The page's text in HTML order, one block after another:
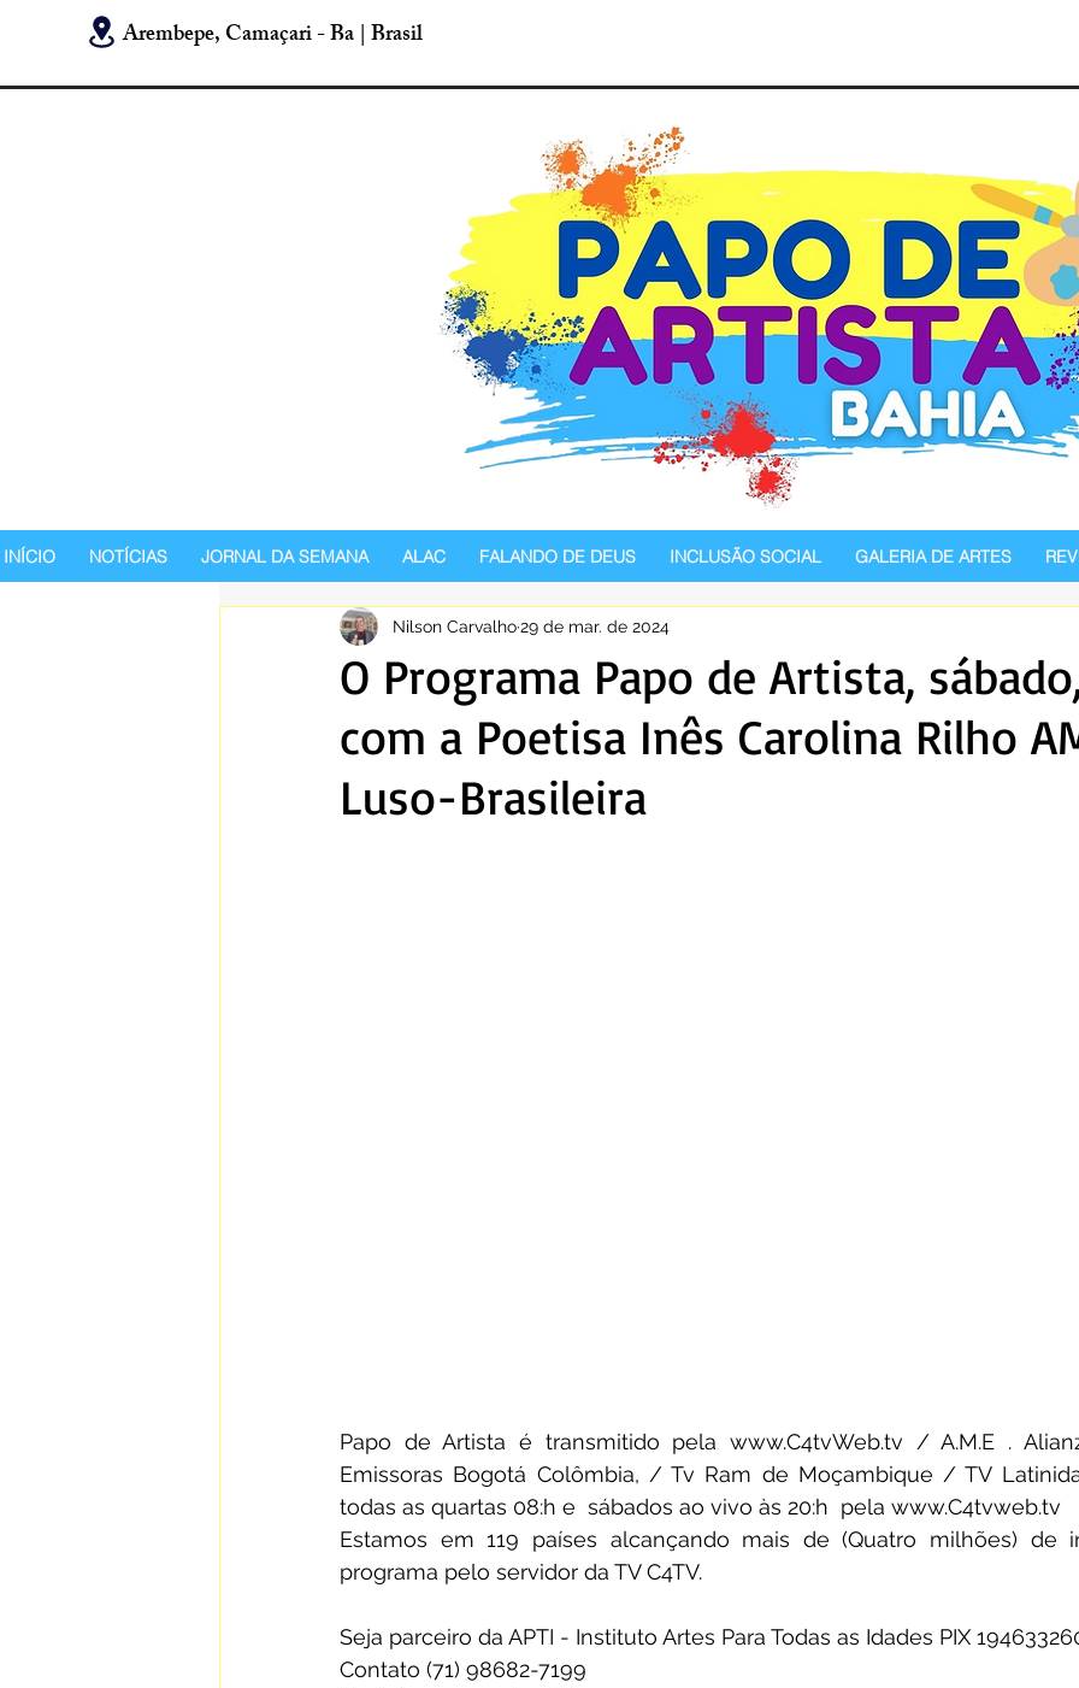
Arembepe, Camaçari - Ba | Brasil
INÍCIO NOTÍCIAS JORNAL DA SEMANA ALAC FALANDO DE DEUS INCLUSÃO SOCIAL GALERIA DE ARTES
O Programa Papo de Artista,
com a Poetisa Inês Carolina Rilho
Luso-Brasileira
Nilson Carvalho29 de mar. de 2024
Papo de Artista é transmitido pela www.C4tvWeb.tv / A.M.E .
Emissoras Bogotá Colômbia, / Tv Ram de Moçambique / TV
todas as quartas 08:h e  sábados ao vivo às 20:h  pela www.C4tvweb.tv
Estamos em 119 países alcançando mais de (Quatro milhões) de
programa pelo servidor da TV C4TV.
Seja parceiro da APTI - Instituto Artes Para Todas as Idades PIX
Contato (71) 98682-7199